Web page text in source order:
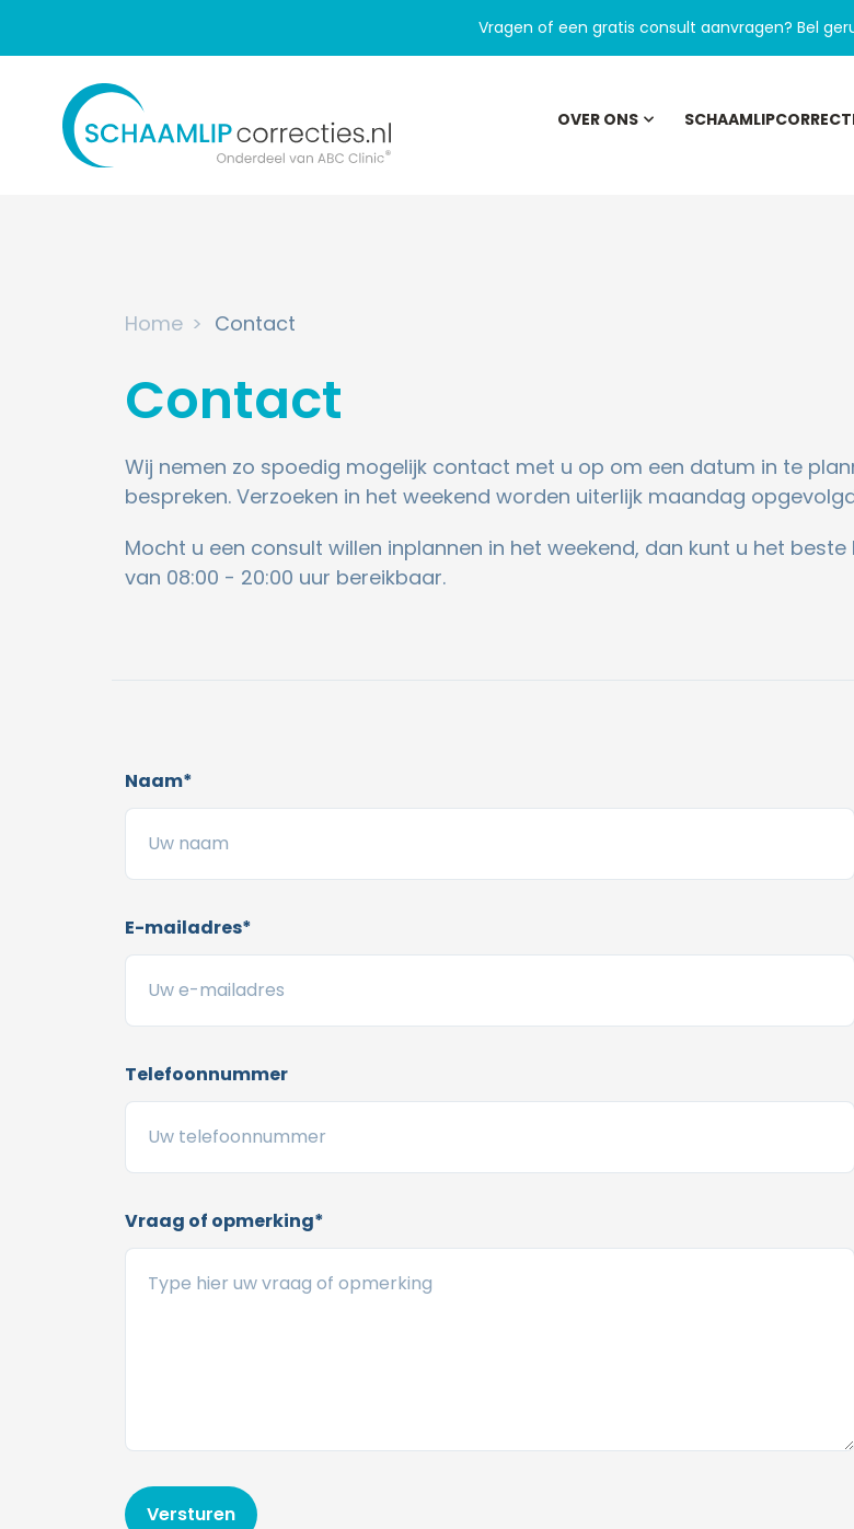
Vragen of een gratis consult aanvragen? Bel
OVER ONS
Home Contact
Contact
Wij nemen zo spoedig mogelijk contact met u op om een datum in te
bespreken. Verzoeken in het weekend worden uiterlijk maandag
Mocht u een consult willen inplannen in het weekend, dan kunt u het beste
van 08:00 - 20:00 uur bereikbaar.
Naam*
E-mailadres*
Telefoonnummer
Vraag of opmerking*
Versturen